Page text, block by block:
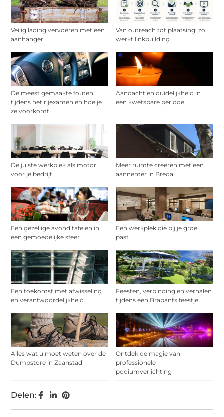
Veilig lading vervoeren met een
aanhanger
Van outreach tot plaatsing: zo
werkt linkbuilding
De meest gemaakte fouten
tijdens het rijexamen en hoe je
ze voorkomt
Aandacht en duidelijkheid in
een kwetsbare periode
De juiste werkplek als motor
voor je bedrijf
Meer ruimte creëren met een
aannemer in Breda
Een gezellige avond tafelen in
een gemoedelijke sfeer
Een werkplek die bij je groei
past
Een toekomst met afwisseling
en verantwoordelijkheid
Feesten, verbinding en verhalen
tijdens een Brabants feestje
Alles wat u moet weten over de
Dumpstore in Zaanstad
Ontdek de magie van
professionele
podiumverlichting
Delen: